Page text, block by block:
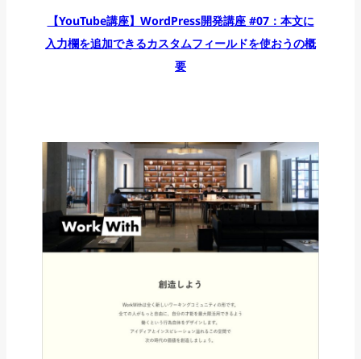
【YouTube講座】WordPress開発講座 #07：本文に
入力欄を追加できるカスタムフィールドを使おうの概
要